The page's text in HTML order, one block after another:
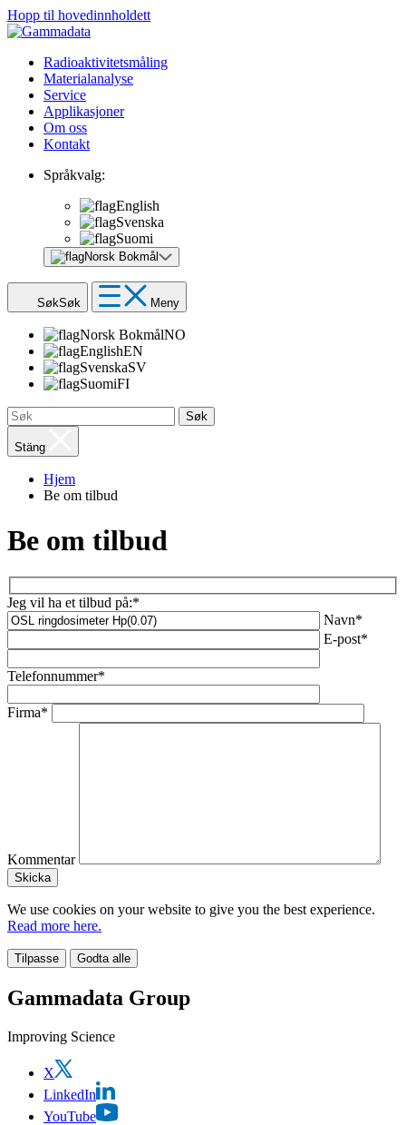
Hopp til hovedinnholdett
Radioaktivitetsmåling
Materialanalyse
Service
Applikasjoner
Om oss
Kontakt
Språkvalg:
English
Svenska
Suomi
Norsk Bokmål
SøkSøk Meny
Norsk BokmålNO
EnglishEN
SvenskaSV
SuomiFI
Søk
Stäng
Hjem
Be om tilbud
Be om tilbud
Jeg vil ha et tilbud på:*
Navn*
E-post*
Telefonnummer*
Firma*
Kommentar
We use cookies on your website to give you the best experience.
Read more here.
Tilpasse Godta alle
Gammadata Group
Improving Science
X
LinkedIn
YouTube